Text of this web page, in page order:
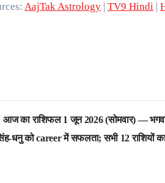
AajTak Astrology TV9 Hindi
आज का राशिफल 1 जून 2026 (सोमवार) —
धनु को career में सफलता; सभी 12 राशियों